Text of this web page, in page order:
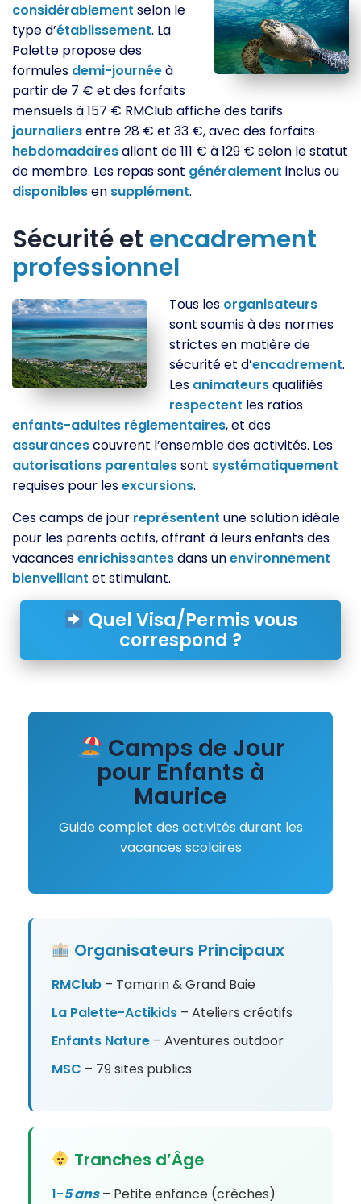
considérablement selon le
type d’établissement. La
Palette propose des
formules demi-journéeà
partir de 7 € et des forfaits
mensuels à 157 € RMClub affiche des tarifs
journaliersentre 28 € et 33 €, avec des forfaits
hebdomadairesallant de 111 € à 129 € selon le statut
de membre. Les repas sont généralement inclus ou
disponiblesen supplément.
Sécurité et encadrement
professionnel
Tous les organisateurs
sont soumis à des normes
strictes en matière de
sécurité et d’encadrement.
Les animateursqualifiés
respectent les ratios
enfants-adultes réglementaires, et des
assurancescouvrent l’ensemble des activités. Les
autorisations parentalessont systématiquement
requises pour lesexcursions.
Ces camps de jour représentent une solution idéale
pour les parents actifs, offrant à leurs enfants des
vacancesenrichissantesdans unenvironnement
bienveillant et stimulant.
Quel Visa/Permis vous
correspond ?
Camps de Jour
pour Enfants à
Maurice
Guide complet des activités durant les
vacances scolaires
Organisateurs Principaux
RMClub – Tamarin & Grand Baie
La Palette-Actikids – Ateliers créatifs
Enfants Nature – Aventures outdoor
MSC – 79 sites publics
Tranches d’Âge
1-5 ans– Petite enfance (crèches)